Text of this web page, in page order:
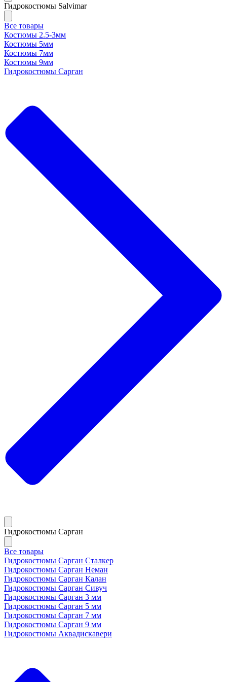
Гидрокостюмы Salvimar
Все товары
Костюмы 2.5-3мм
Костюмы 5мм
Костюмы 7мм
Костюмы 9мм
Гидрокостюмы Сарган
Гидрокостюмы Сарган
Все товары
Гидрокостюмы Сарган Сталкер
Гидрокостюмы Сарган Неман
Гидрокостюмы Сарган Калан
Гидрокостюмы Сарган Сивуч
Гидрокостюмы Сарган 3 мм
Гидрокостюмы Сарган 5 мм
Гидрокостюмы Сарган 7 мм
Гидрокостюмы Сарган 9 мм
Гидрокостюмы Аквадискавери